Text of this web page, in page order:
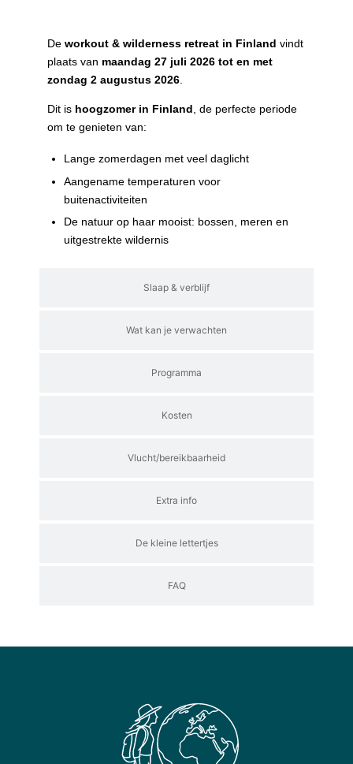
Slaap & verblijf
Wat kan je verwachten
Programma
Kosten
Vlucht/bereikbaarheid
Extra info
De kleine lettertjes
FAQ
De workout & wilderness retreat in Finland vindt
plaats van maandag 27 juli 2026 tot en met
zondag 2 augustus 2026.
Dit is hoogzomer in Finland, de perfecte periode
om te genieten van:
Lange zomerdagen met veel daglicht
Aangename temperaturen voor
buitenactiviteiten
De natuur op haar mooist: bossen, meren en
uitgestrekte wildernis